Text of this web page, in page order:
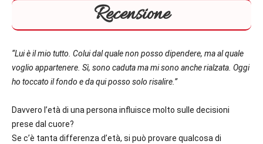
Recensione
“Lui è il mio tutto. Colui dal quale non posso dipendere, ma al quale
voglio appartenere. Sì, sono caduta ma mi sono anche rialzata. Oggi
ho toccato il fondo e da qui posso solo risalire.”
Davvero l’età di una persona influisce molto sulle decisioni
prese dal cuore?
Se c’è tanta differenza d’età, si può provare qualcosa di